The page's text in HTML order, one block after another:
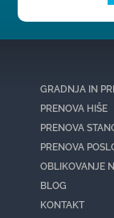
GRADNJA IN
PRENOVA HIŠE
PRENOVA
PRENOVA
OBLIKOVANJE
BLOG
KONTAKT